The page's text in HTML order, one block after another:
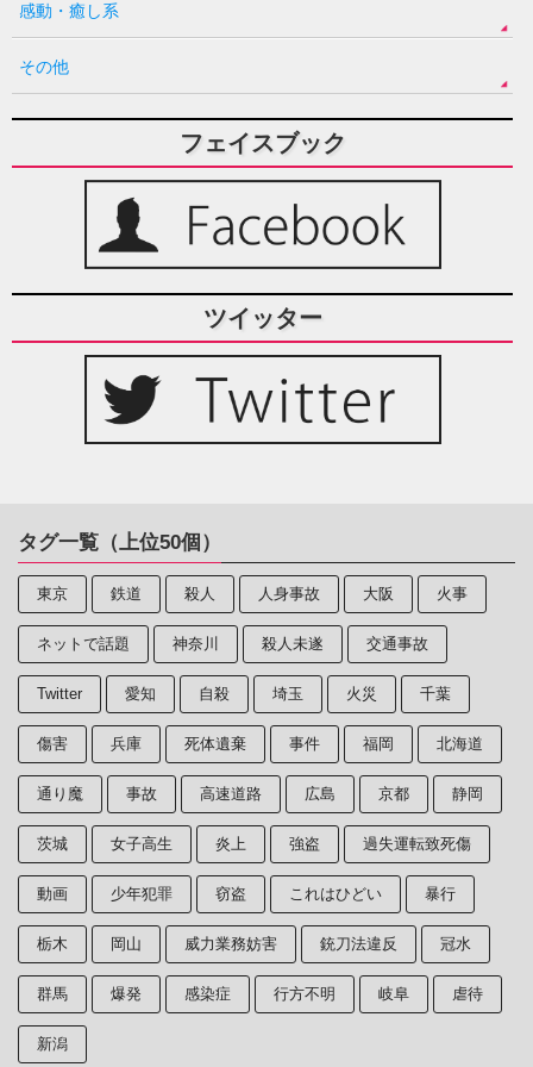
感動・癒し系
その他
フェイスブック
ツイッター
タグ一覧（上位50個）
東京 鉄道 殺人 人身事故 大阪 火事
ネットで話題 神奈川 殺人未遂 交通事故
Twitter 愛知 自殺 埼玉 火災 千葉
傷害 兵庫 死体遺棄 事件 福岡 北海道
通り魔 事故 高速道路 広島 京都 静岡
茨城 女子高生 炎上 強盗 過失運転致死傷
動画 少年犯罪 窃盗 これはひどい 暴行
栃木 岡山 威力業務妨害 銃刀法違反 冠水
群馬 爆発 感染症 行方不明 岐阜 虐待
新潟